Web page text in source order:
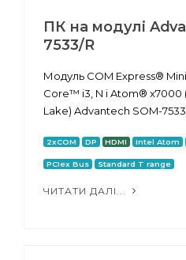
ПК на модулі
7533/R
Модуль COM Express®
Core™ i3, N і Atom® x7000
Lake) Advantech SOM-
2xCOM DP HDMI Intel Atom
PCIex Bus Standard T range
ЧИТАТИ ДАЛІ...